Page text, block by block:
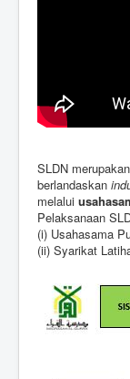
SLDN
berlandaskan
melalui
Pelaksanaan
(i) Usahasama
(ii) Syarikat